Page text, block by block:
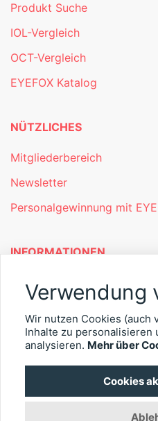
Produkt Suche
IOL-Vergleich
OCT-Vergleich
EYEFOX Katalog
NÜTZLICHES
Mitgliederbereich
Newsletter
Personalgewinnung mit
INFORMATIONEN
Was ist EYEFOX – Ihre
Kontakt
Verwendung
Wir nutzen Cookies (auch
Inhalte zu personalisieren
analysieren. Mehr über
Cookies